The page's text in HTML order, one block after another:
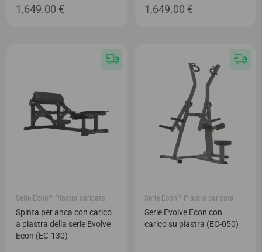
1,649.00 € 1,649.00 €
Serie Econ™ Piastra caricata
Spinta per anca con carico
a piastra della serie Evolve
Econ (EC-130)
Serie Econ™ Piastra caricata
Serie Evolve Econ con
carico su piastra (EC-050)